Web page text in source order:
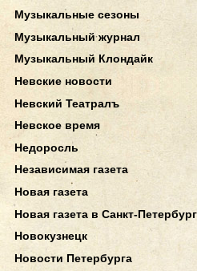
Музыкальные сезоны
Музыкальный журнал
Музыкальный Клондайк
Невские новости
Невский Театралъ
Невское время
Недоросль
Независимая газета
Новая газета
Новая газета в Санкт-
Новокузнецк
Новости Петербурга